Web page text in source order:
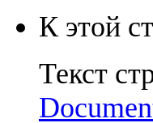
К этой
Текст